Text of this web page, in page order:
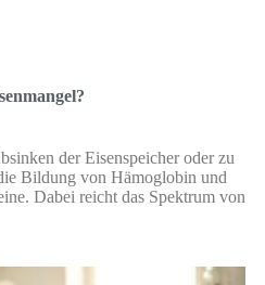
der Eisenspeicher oder zu
Bildung von Hämoglobin und
Dabei reicht das Spektrum von